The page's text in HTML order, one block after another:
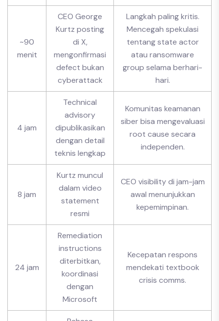
~90
menit
CEO George
Kurtz posting
di X,
mengonfirmasi
defect bukan
cyberattack
Langkah paling kritis.
Mencegah spekulasi
tentang state actor
atau ransomware
group selama berhari-
hari.
4 jam
Technical
advisory
dipublikasikan
dengan detail
teknis lengkap
Komunitas keamanan
siber bisa mengevaluasi
root cause secara
independen.
8 jam
Kurtz muncul
dalam video
statement
resmi
CEO visibility di jam-jam
awal menunjukkan
kepemimpinan.
24 jam
Remediation
instructions
diterbitkan,
koordinasi
dengan
Microsoft
Kecepatan respons
mendekati textbook
crisis comms.